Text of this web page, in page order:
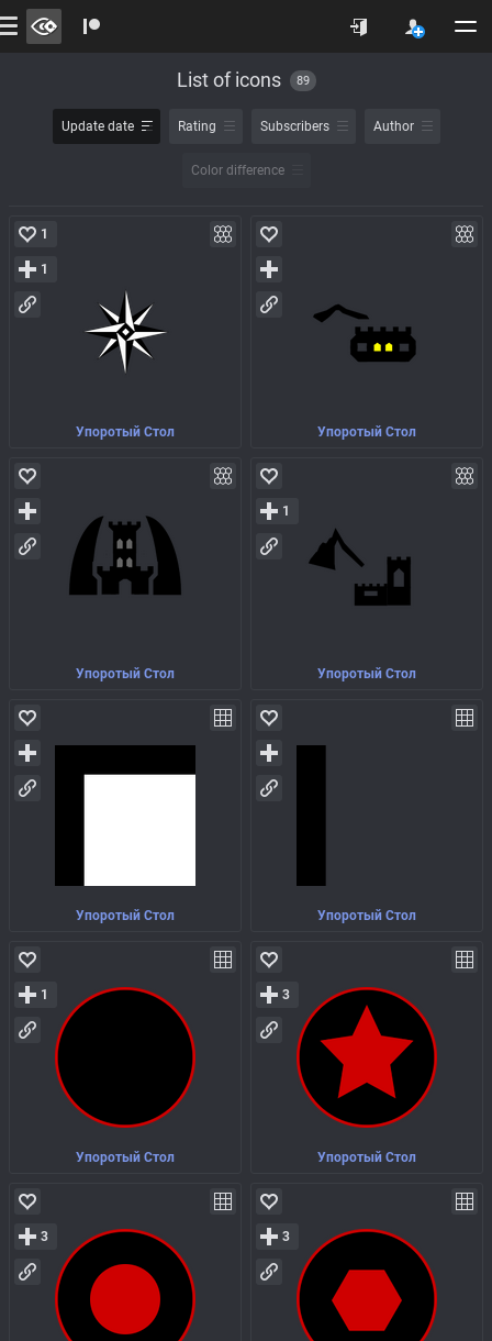
List of icons 89
Update date Rating Subscribers Author
Color difference
Упоротый Стол
1
1
Упоротый Стол
Упоротый Стол Упоротый Стол
1
Упоротый Стол Упоротый Стол
Упоротый Стол
1
Упоротый Стол
3
3 3